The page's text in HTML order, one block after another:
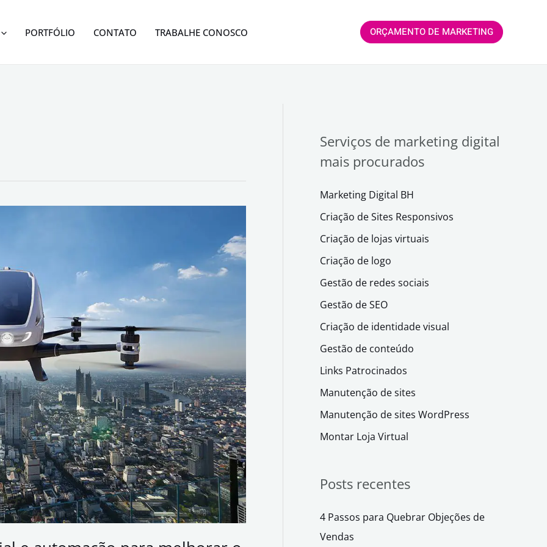
PORTFÓLIO CONTATO TRABALHE CONOSCO ORÇAMENTO DE MARKETING
Serviços de marketing digital
mais procurados
Marketing Digital BH
Criação de Sites Responsivos
Criação de lojas virtuais
Criação de logo
Gestão de redes sociais
Gestão de SEO
Criação de identidade visual
Gestão de conteúdo
Links Patrocinados
Manutenção de sites
Manutenção de sites WordPress
Montar Loja Virtual
Posts recentes
4 Passos para Quebrar Objeções de
Vendas